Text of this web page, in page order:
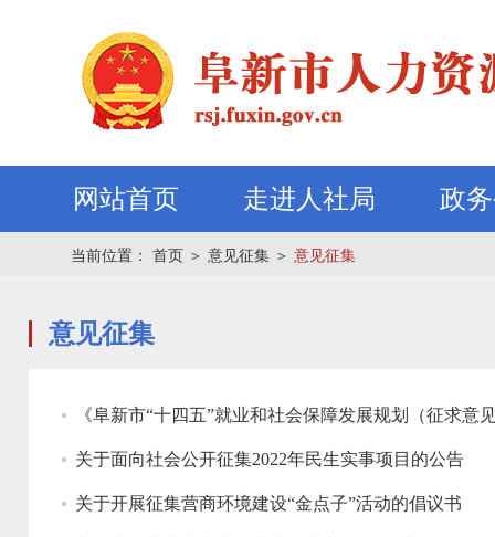
网站首页 走进人社局 政
当前位置： 首页 ＞ 意见征集 ＞ 意见征集
意见征集
《阜新市“十四五”就业和社会保障发展规划（征求意
关于面向社会公开征集2022年民生实事项目的公告
关于开展征集营商环境建设“金点子”活动的倡议书